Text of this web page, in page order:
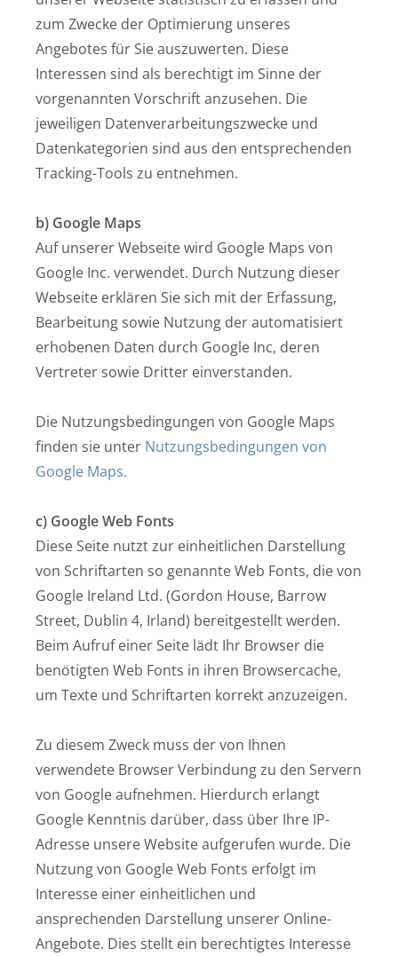
zum Zwecke der Optimierung unseres
Angebotes für Sie auszuwerten. Diese
Interessen sind als berechtigt im Sinne der
vorgenannten Vorschrift anzusehen. Die
jeweiligen Datenverarbeitungszwecke und
Datenkategorien sind aus den entsprechenden
Tracking-Tools zu entnehmen.
b) Google Maps
Auf unserer Webseite wird Google Maps von
Google Inc. verwendet. Durch Nutzung dieser
Webseite erklären Sie sich mit der Erfassung,
Bearbeitung sowie Nutzung der automatisiert
erhobenen Daten durch Google Inc, deren
Vertreter sowie Dritter einverstanden.
Die Nutzungsbedingungen von Google Maps
finden sie unter Nutzungsbedingungen von
Google Maps.
c) Google Web Fonts
Diese Seite nutzt zur einheitlichen Darstellung
von Schriftarten so genannte Web Fonts, die von
Google Ireland Ltd. (Gordon House, Barrow
Street, Dublin 4, Irland) bereitgestellt werden.
Beim Aufruf einer Seite lädt Ihr Browser die
benötigten Web Fonts in ihren Browsercache,
um Texte und Schriftarten korrekt anzuzeigen.
Zu diesem Zweck muss der von Ihnen
verwendete Browser Verbindung zu den Servern
von Google aufnehmen. Hierdurch erlangt
Google Kenntnis darüber, dass über Ihre IP-
Adresse unsere Website aufgerufen wurde. Die
Nutzung von Google Web Fonts erfolgt im
Interesse einer einheitlichen und
ansprechenden Darstellung unserer Online-
Angebote. Dies stellt ein berechtigtes Interesse